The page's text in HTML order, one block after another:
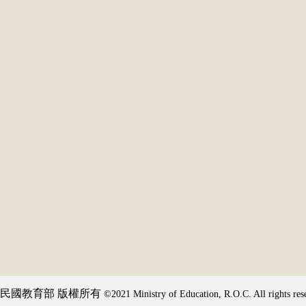
國教育部 版權所有 ©2021 Ministry of Education, R.O.C. All rights